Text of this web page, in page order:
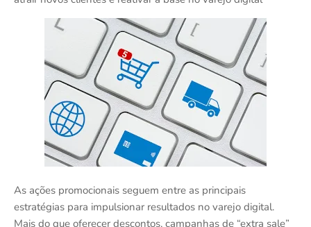
As ações promocionais seguem entre as principais
estratégias para impulsionar resultados no varejo digital.
Mais do que oferecer descontos, campanhas de “extra sale”